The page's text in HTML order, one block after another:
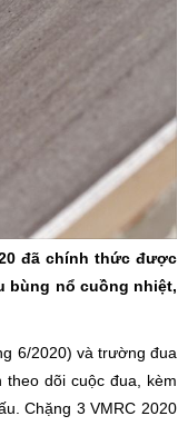
đã chính thức được
bùng nổ cuồng nhiệt,
6/2020) và trường đua
dõi cuộc đua, kèm
Chặng 3 VMRC 2020